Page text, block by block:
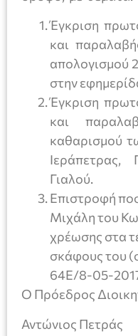
Έγκριση
και
απολογισμού
στην
Έγκριση
και
καθαρισμού
Γιαλού.
Επιστροφή
Μιχάλη του
χρέωσης στα
σκάφους του
64Ε/8-05-
Ο Πρόεδρος
Αντώνιος Πετράς